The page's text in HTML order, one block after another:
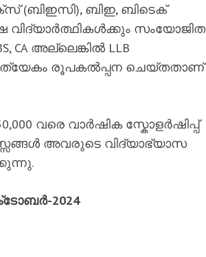
(ബിഇസി), ബിഇ, ബിടെക്
വിദ്യാർത്ഥികൾക്കും സംയോജിത
അല്ലെങ്കിൽ LLB
രൂപകൽപ്പന ചെയ്‌തതാണ്
വരെ വാർഷിക സ്കോളർഷിപ്പ്
അവരുടെ വിദ്യാഭ്യാസ
2024